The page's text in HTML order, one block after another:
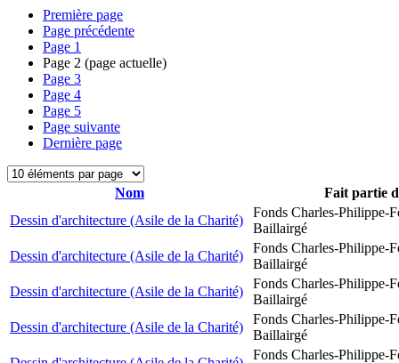
Première page
Page précédente
Page 1
Page 2 (page actuelle)
Page 3
Page 4
Page 5
Page suivante
Dernière page
Nom
Fait partie
Dessin d'architecture (Asile de la Charité)
Fonds Charles-Philippe-
Baillairgé
Dessin d'architecture (Asile de la Charité)
Fonds Charles-Philippe-
Baillairgé
Dessin d'architecture (Asile de la Charité)
Fonds Charles-Philippe-
Baillairgé
Dessin d'architecture (Asile de la Charité)
Fonds Charles-Philippe-
Baillairgé
Fonds Charles-Philippe-